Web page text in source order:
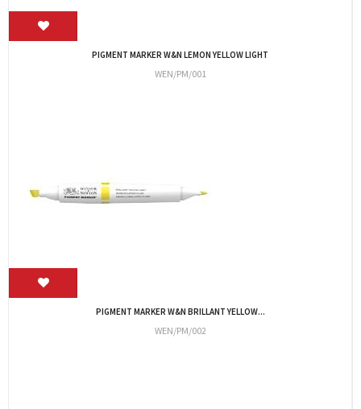
PIGMENT MARKER W&N APPLE GREEN
WEN/PM/011
PIGMENT MARKER W&N CORAL
WEN/PM/017